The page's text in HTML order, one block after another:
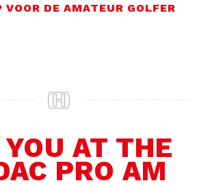
VOOR DE AMATEUR GOLFER
AT THE
PRO AM